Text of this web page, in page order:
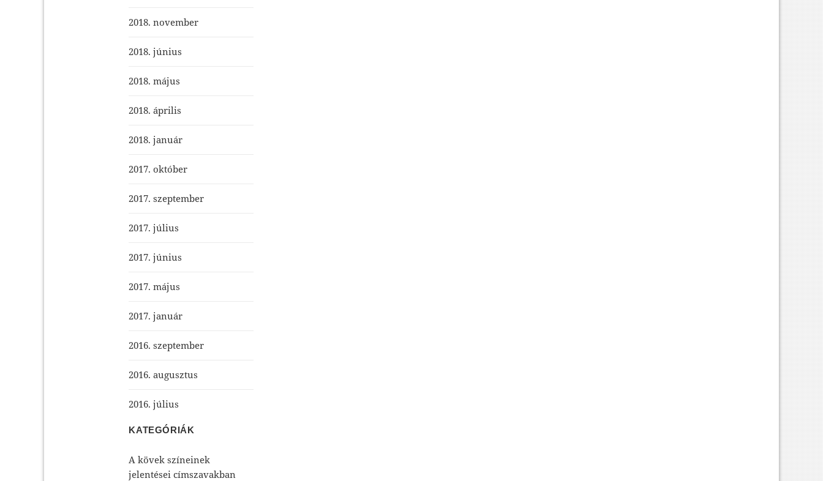
2018. november
2018. június
2018. május
2018. április
2018. január
2017. október
2017. szeptember
2017. július
2017. június
2017. május
2017. január
2016. szeptember
2016. augusztus
2016. július
KATEGÓRIÁK
A kövek színeinek
jelentései címszavakban